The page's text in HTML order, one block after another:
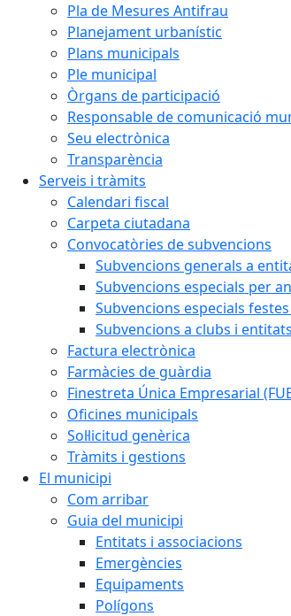
Pla de Mesures Antifrau
Planejament urbanístic
Plans municipals
Ple municipal
Òrgans de participació
Responsable de comunicació
Seu electrònica
Transparència
Serveis i tràmits
Calendari fiscal
Carpeta ciutadana
Convocatòries de subvencions
Subvencions generals a
Subvencions especials per
Subvencions especials
Subvencions a clubs i
Factura electrònica
Farmàcies de guàrdia
Finestreta Única Empresarial
Oficines municipals
Sol·licitud genèrica
Tràmits i gestions
El municipi
Com arribar
Guia del municipi
Entitats i associacions
Emergències
Equipaments
Polígons